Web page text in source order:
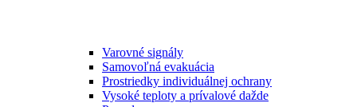
Varovné signály
Samovoľná evakuácia
Prostriedky individuálnej ochrany
Vysoké teploty a prívalové dažde